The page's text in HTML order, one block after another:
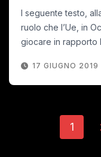
l seguente testo,
ruolo che l’Ue, in
giocare in rapporto
17 GIUGNO 2019
1